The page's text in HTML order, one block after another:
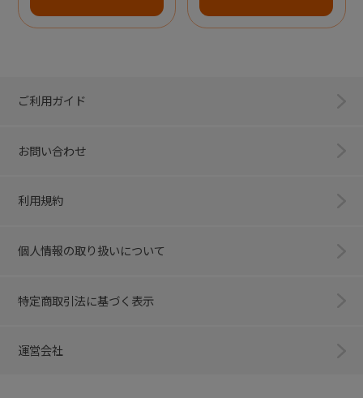
ご利用ガイド
お問い合わせ
利用規約
個人情報の取り扱いについて
特定商取引法に基づく表示
運営会社